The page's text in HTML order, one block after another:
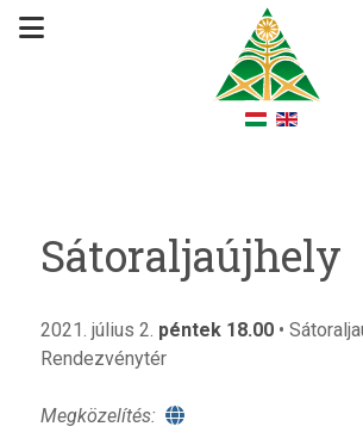
Sátoraljaújhely
2021. július 2. péntek 18.00•
Rendezvénytér
Megközelítés: